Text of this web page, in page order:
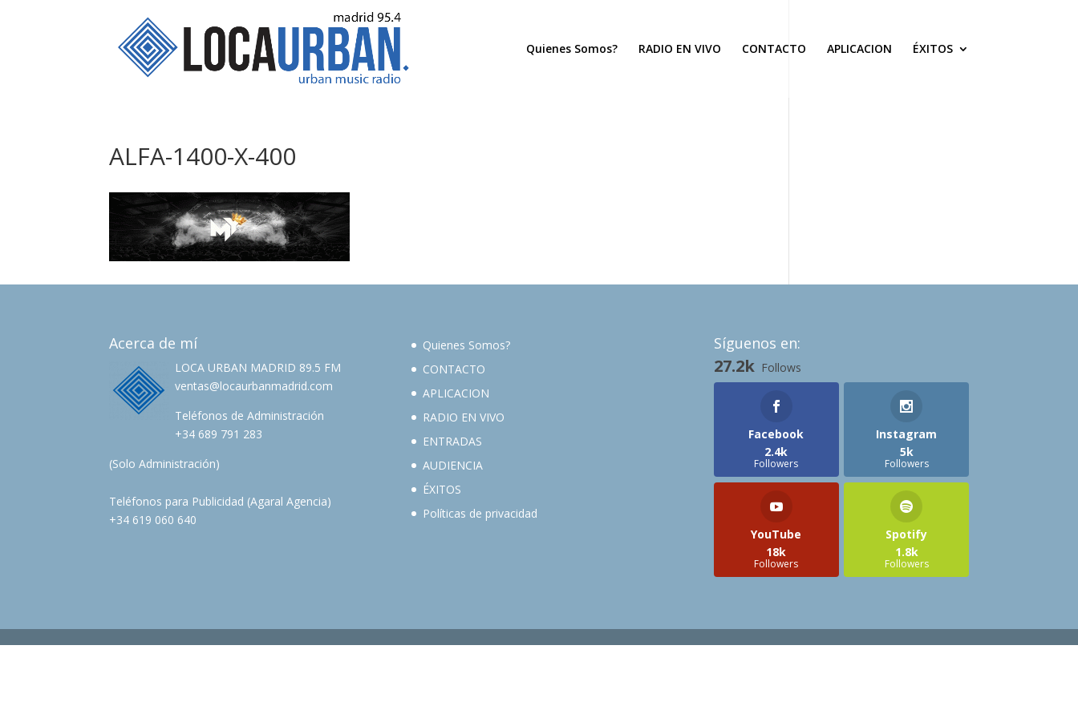
Quienes Somos? RADIO EN VIVO CONTACTO APLICACION ÉXITOS
ALFA-1400-X-400
Acerca de mí
LOCA URBAN MADRID 89.5 FM
ventas@locaurbanmadrid.com
Teléfonos de Administración
+34 689 791 283
(Solo Administración)
Teléfonos para Publicidad (Agaral Agencia)
+34 619 060 640
Quienes Somos?
CONTACTO
APLICACION
RADIO EN VIVO
ENTRADAS
AUDIENCIA
ÉXITOS
Políticas de privacidad
Síguenos en:
27.2k Follows
Facebook
2.4k
Followers
Instagram
5k
Followers
YouTube
18k
Followers
Spotify
1.8k
Followers